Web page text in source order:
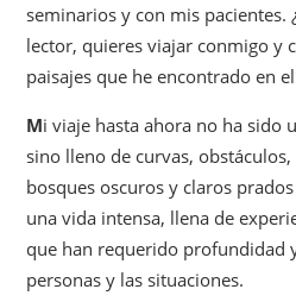
seminarios y con mis pacientes.
lector, quieres viajar conmigo y
paisajes que he encontrado en
Mi viaje hasta ahora no ha sido
sino lleno de curvas,
bosques oscuros y claros
una vida intensa, llena de
que han requerido profundidad
personas y las situaciones.